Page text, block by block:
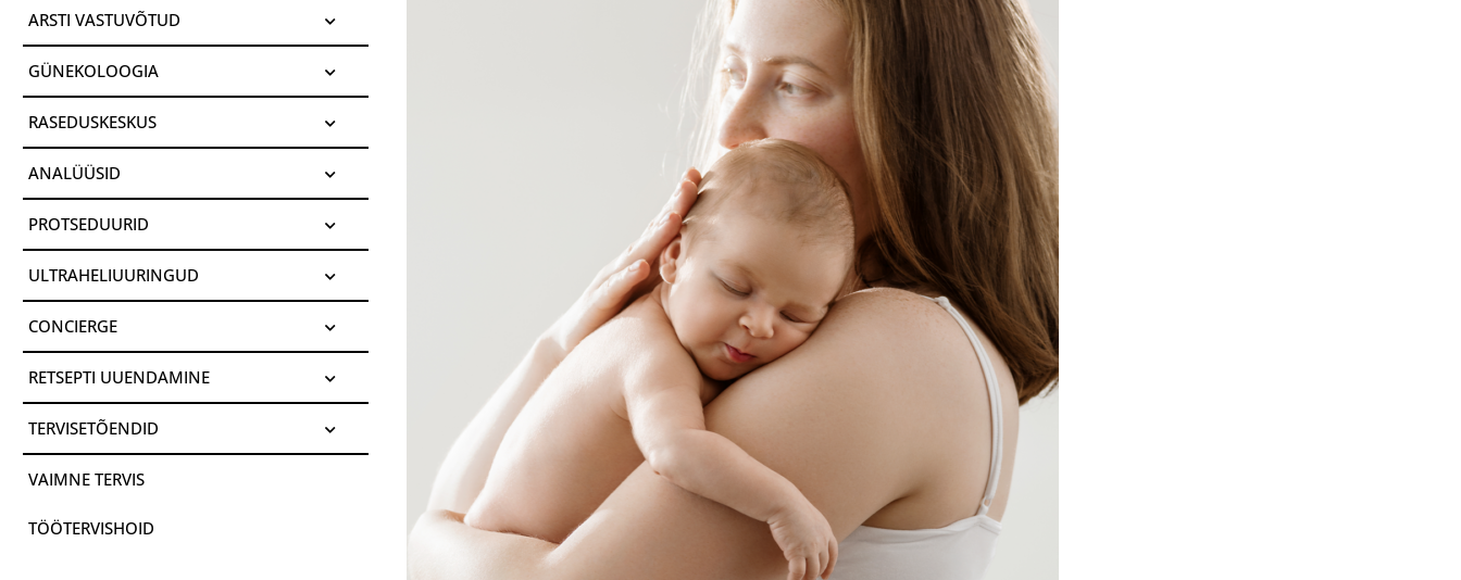
ARSTI VASTUVÕTUD
GÜNEKOLOOGIA
RASEDUSKESKUS
ANALÜÜSID
PROTSEDUURID
ULTRAHELIUURINGUD
CONCIERGE
RETSEPTI UUENDAMINE
TERVISETÕENDID
VAIMNE TERVIS
TÖÖTERVISHOID